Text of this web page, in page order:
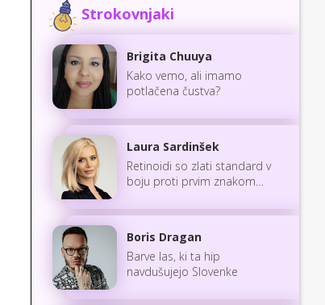
Strokovnjaki
Brigita Chuuya
Kako vemo, ali imamo
potlačena čustva?
Laura Sardinšek
Retinoidi so zlati standard v
boju proti prvim znakom
Boris Dragan
Barve las, ki ta hip
navdušujejo Slovenke